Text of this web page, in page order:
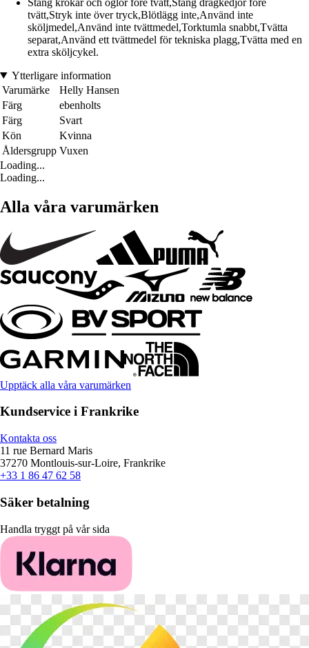
tvätt,Stryk inte över tryck,Blötlägg inte,Använd inte
sköljmedel,Använd inte tvättmedel,Torktumla snabbt,Tvätta
separat,Använd ett tvättmedel för tekniska plagg,Tvätta med en
extra sköljcykel.
Ytterligare information
Varumärke
Helly Hansen
Färg
ebenholts
Färg
Svart
Kön
Kvinna
Åldersgrupp Vuxen
Loading...
Loading...
Alla våra varumärken
Upptäck alla våra varumärken
Kundservice i Frankrike
Kontakta oss
11 rue Bernard Maris
37270 Montlouis-sur-Loire, Frankrike
+33 1 86 47 62 58
Säker betalning
Handla tryggt på vår sida